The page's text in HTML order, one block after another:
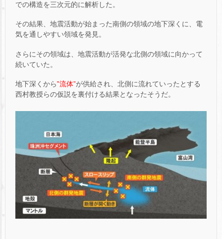
での構造を三次元的に解析した。
その結果、地震活動が始まった南側の領域の地下深くに、電
気を通しやすい領域を発見。
さらにその領域は、地震活動が活発な北側の領域に向かって
続いていた。
地下深くから‟流体”が供給され、北側に流れていったとする
西村教授らの仮説を裏付ける結果となったそうだ。